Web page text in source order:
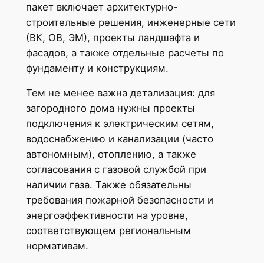
пакет включает архитектурно-
строительные решения, инженерные сети
(ВК, ОВ, ЭМ), проекты ландшафта и
фасадов, а также отдельные расчеты по
фундаменту и конструкциям.
Тем не менее важна детализация: для
загородного дома нужны проекты
подключения к электрическим сетям,
водоснабжению и канализации (часто
автономным), отоплению, а также
согласования с газовой службой при
наличии газа. Также обязательны
требования пожарной безопасности и
энергоэффективности на уровне,
соответствующем региональным
нормативам.